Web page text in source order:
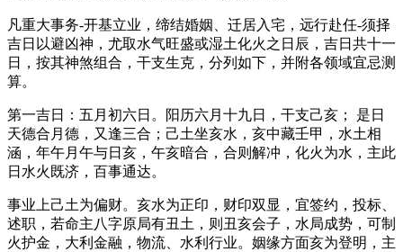
凡重大事务-开基立业，缔结婚姻、迁居入宅，远行赴任-须择
吉日以避凶神，尤取水气旺盛或湿土化火之日辰，吉日共十一
日，按其神煞组合，干支生克，分列如下，并附各领域宜忌测
算。
第一吉日：五月初六日。阳历六月十九日，干支己亥； 是日
天德合月德，又逢三合；己土坐亥水，亥中藏壬甲，水土相
涵，年午月午与日亥，午亥暗合，合则解冲，化火为水，主此
日水火既济，百事通达。
事业上己土为偏财。亥水为正印，财印双显，宜签约，投标、
述职，若命主八字原局有丑土，则丑亥会子，水局成势，可制
火护金，大利金融，物流、水利行业。姻缘方面亥为登明，主